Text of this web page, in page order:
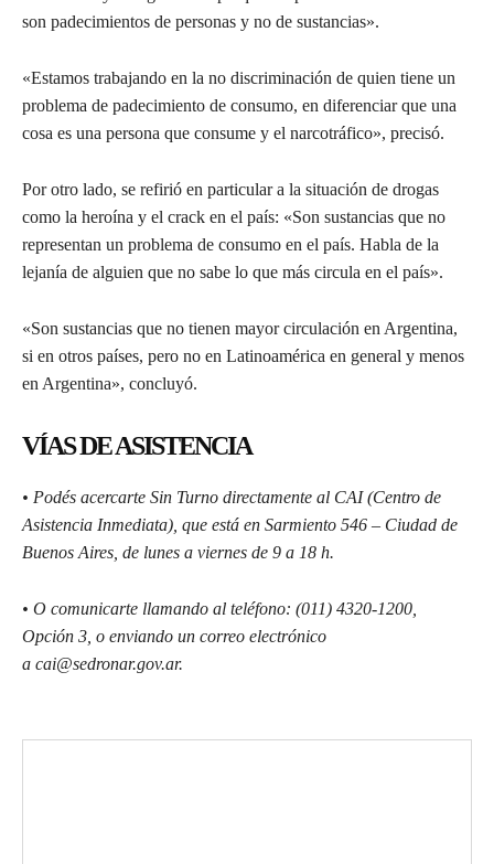
son padecimientos de personas y no de sustancias».
«Estamos trabajando en la no discriminación de quien tiene un
problema de padecimiento de consumo, en diferenciar que una
cosa es una persona que consume y el narcotráfico», precisó.
Por otro lado, se refirió en particular a la situación de drogas
como la heroína y el crack en el país: «Son sustancias que no
representan un problema de consumo en el país. Habla de la
lejanía de alguien que no sabe lo que más circula en el país».
«Son sustancias que no tienen mayor circulación en Argentina,
si en otros países, pero no en Latinoamérica en general y menos
en Argentina», concluyó.
VÍAS DE ASISTENCIA
• Podés acercarte Sin Turno directamente al CAI (Centro de
Asistencia Inmediata), que está en Sarmiento 546 – Ciudad de
Buenos Aires, de lunes a viernes de 9 a 18 h.
• O comunicarte llamando al teléfono: (011) 4320-1200,
Opción 3, o enviando un correo electrónico
a cai@sedronar.gov.ar.